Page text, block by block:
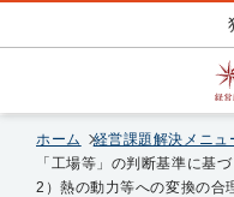
ホーム 経営課題解決メニュ
「工場等」の判断基準に基
2）熱の動力等への変換の合